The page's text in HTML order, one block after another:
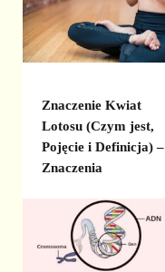
Znaczenie Kwiat
Lotosu (Czym jest,
Pojęcie i Definicja) –
Znaczenia